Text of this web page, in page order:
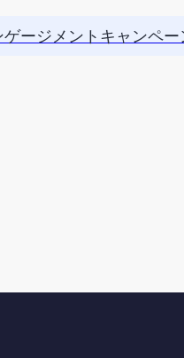
ゲージメントキャンペー